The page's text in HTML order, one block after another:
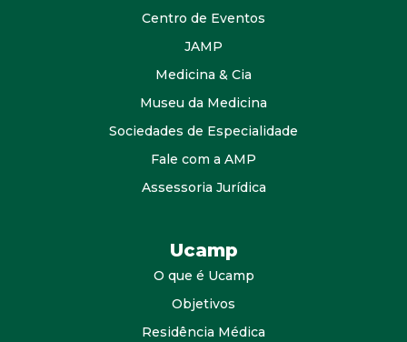
Centro de Eventos
JAMP
Medicina & Cia
Museu da Medicina
Sociedades de Especialidade
Fale com a AMP
Assessoria Jurídica
Ucamp
O que é Ucamp
Objetivos
Residência Médica